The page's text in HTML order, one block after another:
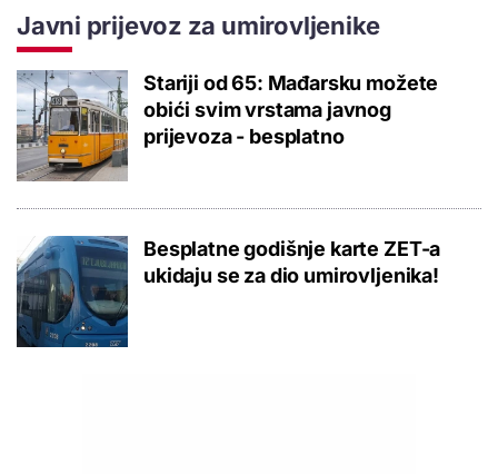
Javni prijevoz za umirovljenike
Stariji od 65: Mađarsku možete
obići svim vrstama javnog
prijevoza - besplatno
Besplatne godišnje karte ZET-a
ukidaju se za dio umirovljenika!